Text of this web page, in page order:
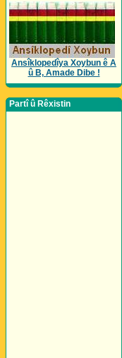
Ansîklopedîya Xoybun ê A
û B, Amade Dibe !
Partî û Rêxistin